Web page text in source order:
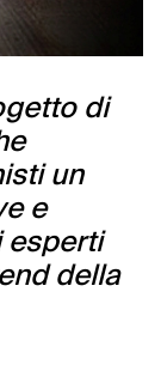
di
un
e
della